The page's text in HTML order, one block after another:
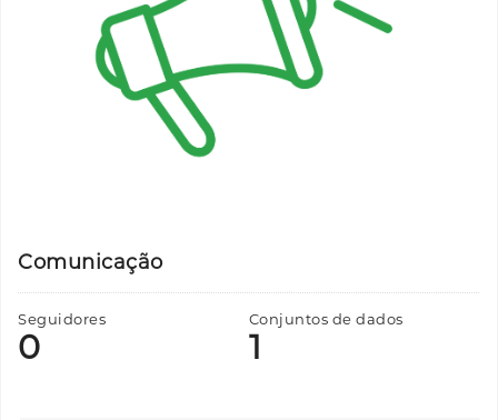
Comunicação
Seguidores
0
Conjuntos de dados
1